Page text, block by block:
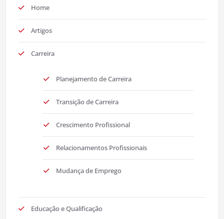
Home
Artigos
Carreira
Planejamento de Carreira
Transição de Carreira
Crescimento Profissional
Relacionamentos Profissionais
Mudança de Emprego
Educação e Qualificação